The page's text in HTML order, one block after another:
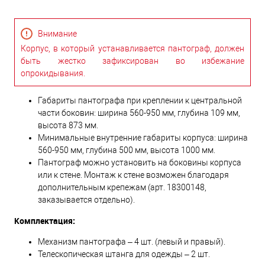
Внимание
Корпус, в который устанавливается пантограф, должен
быть жестко зафиксирован во избежание
опрокидывания.
Габариты пантографа при креплении к центральной
части боковин: ширина 560-950 мм, глубина 109 мм,
высота 873 мм.
Минимальные внутренние габариты корпуса: ширина
560-950 мм, глубина 500 мм, высота 1000 мм.
Пантoграф можно установить на боковины корпуса
или к стене. Монтаж к стене возможен благодаря
дополнительным крепежам (арт. 18300148,
заказывается отдельно).
Комплектация:
Механизм пантографа – 4 шт. (левый и правый).
Телескопическая штанга для одежды – 2 шт.